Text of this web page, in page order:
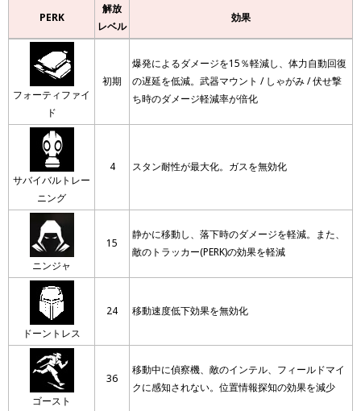
PERK
解放
レベル
効果
フォーティファイ
ド
初期
爆発によるダメージを15％軽減し、体力自動回復
の遅延を低減。武器マウント / しゃがみ / 伏せ撃
ち時のダメージ軽減率が倍化
サバイバルトレー
ニング
4 スタン耐性が最大化。ガスを無効化
ニンジャ
15
静かに移動し、落下時のダメージを軽減。また、
敵のトラッカー(PERK)の効果を軽減
ドーントレス
24 移動速度低下効果を無効化
ゴースト
36
移動中に偵察機、敵のインテル、フィールドマイ
クに感知されない。位置情報探知の効果を減少